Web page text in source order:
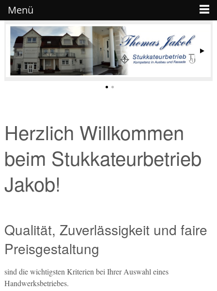
Herzlich Willkommen
beim Stukkateurbetrieb
Jakob!
Qualität, Zuverlässigkeit und faire
Preisgestaltung
sind die wichtigsten Kriterien bei Ihrer Auswahl eines
Handwerksbetriebes.
Menü